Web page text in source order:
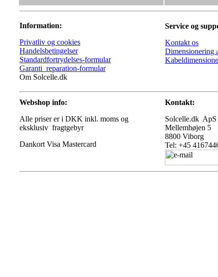
Information:
Privatliv og cookies
Handelsbetingelser
Standardfortrydelses-formular
Garanti_reparation-formular
Om Solcelle.dk
Service og
Kontakt os
Dimensionering
Webshop info:
Alle priser er i DKK inkl. moms og
eksklusiv fragtgebyr
Kontakt:
Solcelle.dk ApS
Mellemhøjen 5
8800 Viborg
Tel: +45